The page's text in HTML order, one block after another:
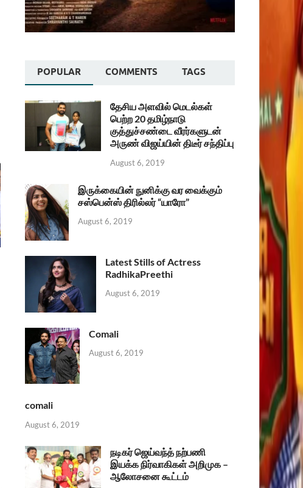
POPULAR COMMENTS TAGS
தேசிய அளவில் மெடல்கள்
பெற்ற 20 தமிழ்நாடு
குத்துச்சண்டை வீரர்களுடன்
அருண் விஜய்யின் திடீர் சந்திப்பு
August 6, 2019
இருக்கையின் நுனிக்கு வர வைக்கும்
சஸ்பென்ஸ் திரில்லர் “யாரோ”
August 6, 2019
Latest Stills of Actress
RadhikaPreethi
August 6, 2019
Comali
August 6, 2019
comali
August 6, 2019
நடிகர் ஜெய்வந்த் நற்பணி
இயக்க நிர்வாகிகள் அறிமுக –
ஆலோசனை கூட்டம்